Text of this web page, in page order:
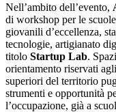
Nell’ambito dell’evento,
di workshop per le
giovanili d’eccellenza,
tecnologie, artigianato
titolo Startup Lab.
orientamento riservati
superiori del territorio
strumenti e opportunità
l’occupazione, già a